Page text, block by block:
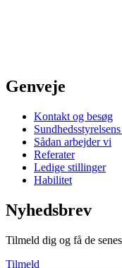
Genveje
Kontakt og besøg
Sådan arbejder vi
Referater
Ledige stillinger
Habilitet
Nyhedsbrev
Tilmeld dig og få de
Tilmeld